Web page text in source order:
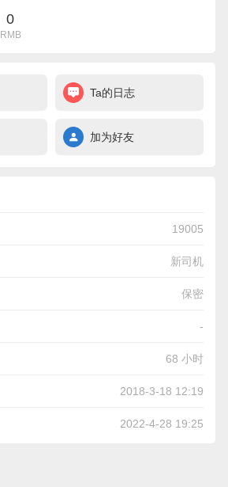
0
RMB
Ta的日志
加为好友
19005
新司机
保密
-
68 小时
2018-3-18 12:19
2022-4-28 19:25